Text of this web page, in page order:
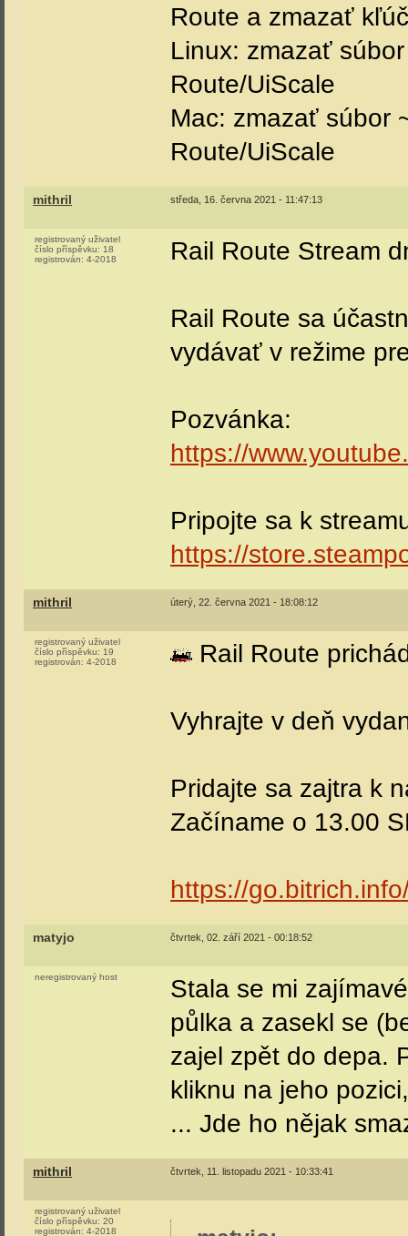
Route a zmazať
Linux: zmazať
Route/UiScale
Mac: zmazať súbor
Route/UiScale
mithril středa, 16. června 2021 - 11:47:13
registrovaný uživatel
číslo příspěvku: 18
registrován: 4-2018 Rail Route Stream
Rail Route sa
vydávať v režime
Pozvánka:
https://
Pripojte sa k
https://
mithril úterý, 22. června 2021 - 18:08:12
registrovaný uživatel
číslo příspěvku: 19
registrován: 4-2018 Rail Route
Vyhrajte v deň
Pridajte sa zajtra k
Začíname o 13.00
https://
matyjo čtvrtek, 02. září 2021 - 00:18:52
neregistrovaný host
Stala se mi
půlka a zasekl se
zajel zpět do depa.
kliknu na jeho
... Jde ho nějak
mithril čtvrtek, 11. listopadu 2021 - 10:33:41
registrovaný uživatel
číslo příspěvku: 20
registrován: 4-2018